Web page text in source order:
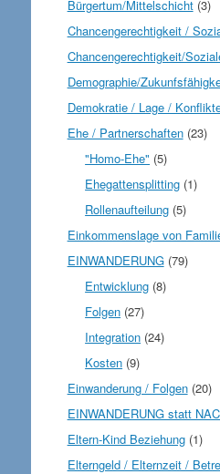
Bürgertum/Mittelschicht(3)
Chancengerechtigkeit /
Chancengerechtigkeit/
Demographie/
Demokratie / Lage /
Ehe / Partnerschaften(23)
"Homo-Ehe" (5)
Ehegattensplitting (1)
Rollenaufteilung (5)
Einkommenslage von
EINWANDERUNG(79)
Entwicklung (8)
Folgen (27)
Integration (24)
Kosten (9)
Einwanderung / Folgen(20)
EINWANDERUNG statt
Eltern-Kind Beziehung(1)
Elterngeld / Elternzeit /